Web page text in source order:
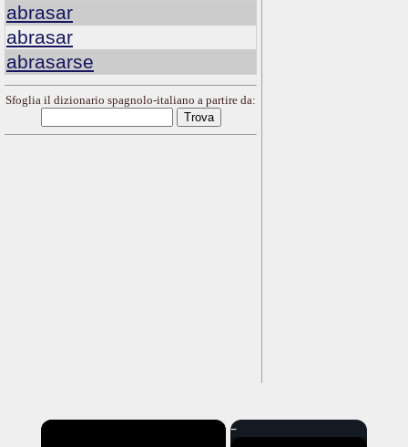
abrasar
abrasar
abrasarse
Sfoglia il dizionario spagnolo-italiano a partire da:
×